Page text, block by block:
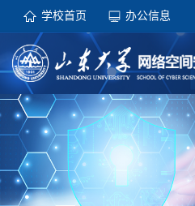
学校首页 办公信息